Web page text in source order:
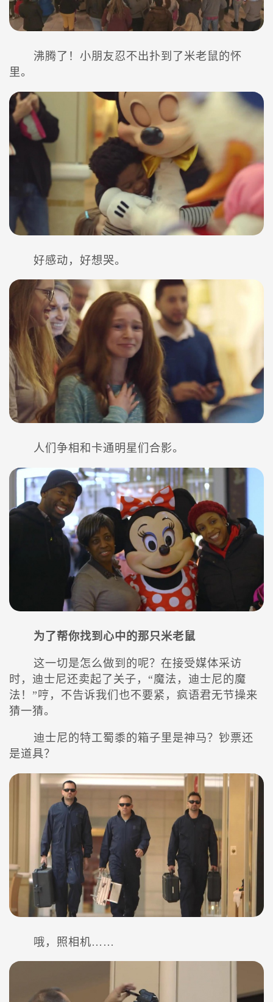
沸腾了！小朋友忍不出扑到了米老鼠的怀
里。
好感动，好想哭。
人们争相和卡通明星们合影。
为了帮你找到心中的那只米老鼠
这一切是怎么做到的呢？在接受媒体采访
时，迪士尼还卖起了关子，“魔法，迪士尼的魔
法！”哼，不告诉我们也不要紧，疯语君无节操来
猜一猜。
迪士尼的特工蜀黍的箱子里是神马？钞票还
是道具？
哦，照相机……